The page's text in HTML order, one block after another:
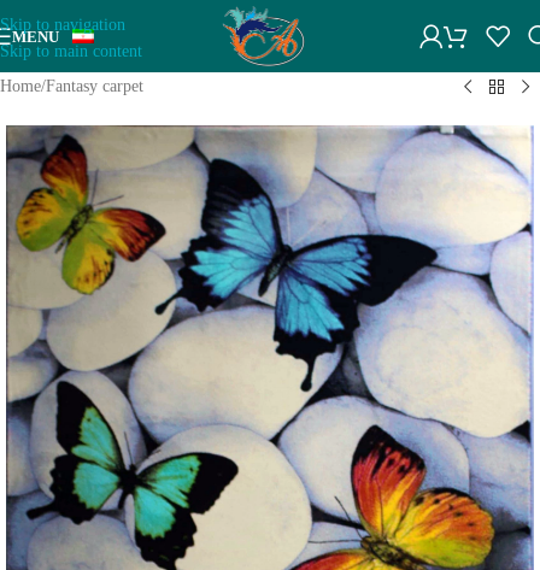
Skip to navigation
Skip to main content
MENU
Home/Fantasy carpet